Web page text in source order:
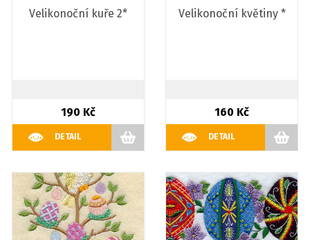
Velikonoční kuře 2*
190 Kč
DETAIL
Velikonoční květiny *
160 Kč
DETAIL